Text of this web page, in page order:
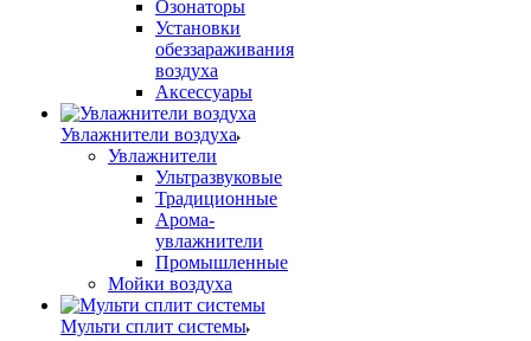
Озонаторы
Установки
обеззараживания
воздуха
Аксессуары
Увлажнители воздуха
Увлажнители
Ультразвуковые
Традиционные
Арома-
увлажнители
Промышленные
Мойки воздуха
Мульти сплит системы